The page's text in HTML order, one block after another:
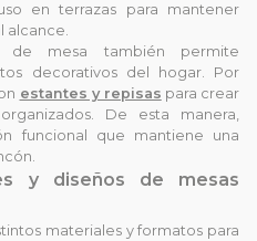
en terrazas para mantener
alcance.
mesa también permite
decorativos del hogar. Por
estantes y repisas para crear
De esta manera,
funcional que mantiene una
y diseños de mesas
materiales y formatos para